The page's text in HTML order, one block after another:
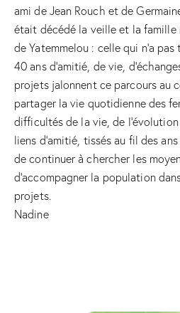
ami de Jean Rouch et de
était décédé la veille et la famille
de Yatemmelou : celle qui n’a pas
40 ans d’amitié, de vie,
projets jalonnent ce parcours au
partager la vie quotidienne des
difficultés de la vie, de
liens d’amitié, tissés au fil des
de continuer à chercher les
d’accompagner la population
projets.
Nadine